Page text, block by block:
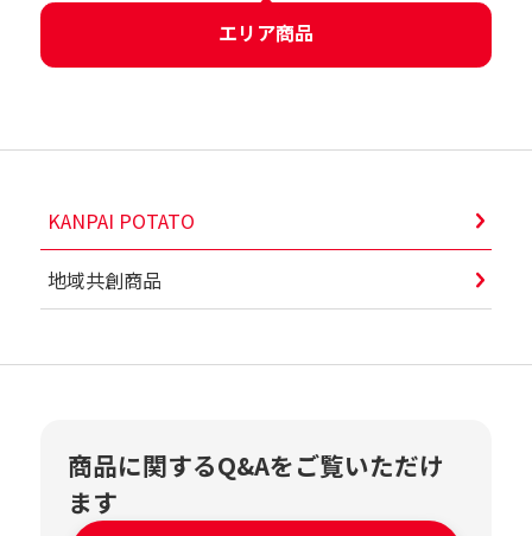
エリア商品
KANPAI POTATO
地域共創商品
商品に関するQ&Aをご覧いただけ
ます